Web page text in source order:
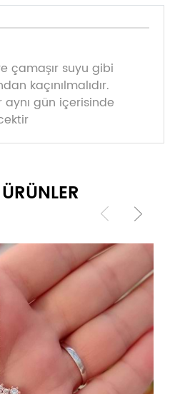
çamaşır suyu gibi
kaçınılmalıdır.
aynı gün içerisinde